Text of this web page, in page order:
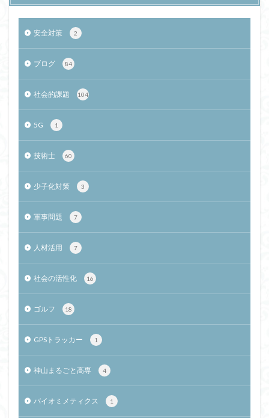
安全対策 2
ブログ 84
社会的課題 104
5G 1
技術士 60
少子化対策 3
軍事問題 7
人材活用 7
社会の活性化 16
ゴルフ 18
GPSトラッカー 1
神山まるごと高専 4
バイオミメティクス 1